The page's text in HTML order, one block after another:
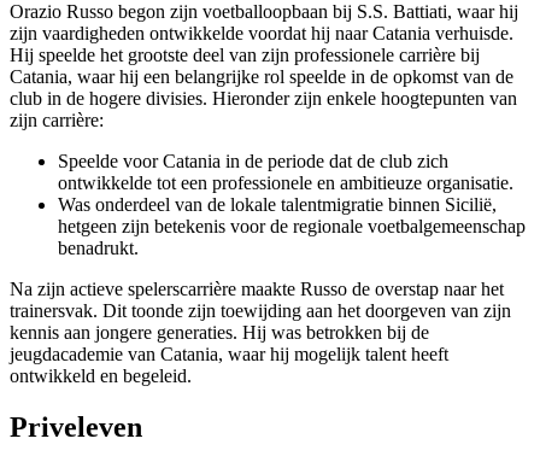
Orazio Russo begon zijn voetballoopbaan bij S.S. Battiati, waar hij
zijn vaardigheden ontwikkelde voordat hij naar Catania verhuisde.
Hij speelde het grootste deel van zijn professionele carrière bij
Catania, waar hij een belangrijke rol speelde in de opkomst van de
club in de hogere divisies. Hieronder zijn enkele hoogtepunten van
zijn carrière:
Speelde voor Catania in de periode dat de club zich
ontwikkelde tot een professionele en ambitieuze organisatie.
Was onderdeel van de lokale talentmigratie binnen Sicilië,
hetgeen zijn betekenis voor de regionale voetbalgemeenschap
benadrukt.
Na zijn actieve spelerscarrière maakte Russo de overstap naar het
trainersvak. Dit toonde zijn toewijding aan het doorgeven van zijn
kennis aan jongere generaties. Hij was betrokken bij de
jeugdacademie van Catania, waar hij mogelijk talent heeft
ontwikkeld en begeleid.
Priveleven